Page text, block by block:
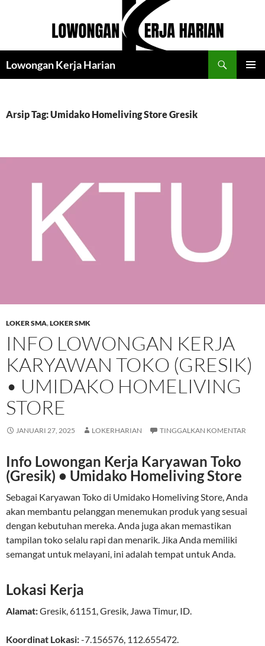
Lowongan Kerja Harian
Arsip Tag: Umidako Homeliving Store Gresik
LOKER SMA,LOKER SMK
INFO LOWONGAN KERJA
KARYAWAN TOKO (GRESIK)
• UMIDAKO HOMELIVING
STORE
JANUARI 27, 2025 LOKERHARIAN TINGGALKAN KOMENTAR
Info Lowongan Kerja Karyawan Toko
(Gresik) • Umidako Homeliving Store
Sebagai Karyawan Toko di Umidako Homeliving Store, Anda
akan membantu pelanggan menemukan produk yang sesuai
dengan kebutuhan mereka. Anda juga akan memastikan
tampilan toko selalu rapi dan menarik. Jika Anda memiliki
semangat untuk melayani, ini adalah tempat untuk Anda.
Lokasi Kerja
Alamat:Gresik,61151,Gresik, Jawa Timur, ID.
Koordinat Lokasi:-7.156576, 112.655472.